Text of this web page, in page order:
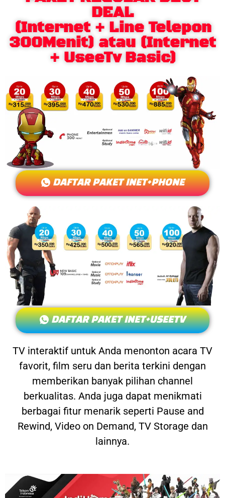
DEAL
(Internet + Line Telepon
300Menit) atau (Internet
+ UseeTv Basic)
DAFTAR PAKET INET+PHONE
DAFTAR PAKET INET+USEETV
TV interaktif untuk Anda menonton acara TV
favorit, film seru dan berita terkini dengan
memberikan banyak pilihan channel
berkualitas. Anda juga dapat menikmati
berbagai fitur menarik seperti Pause and
Rewind, Video on Demand, TV Storage dan
lainnya.